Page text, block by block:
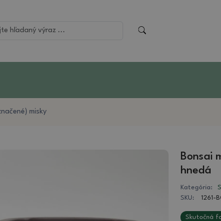
misky
Bonsai
hnedá
Kategória:
SKU:
1261-
Skutočná